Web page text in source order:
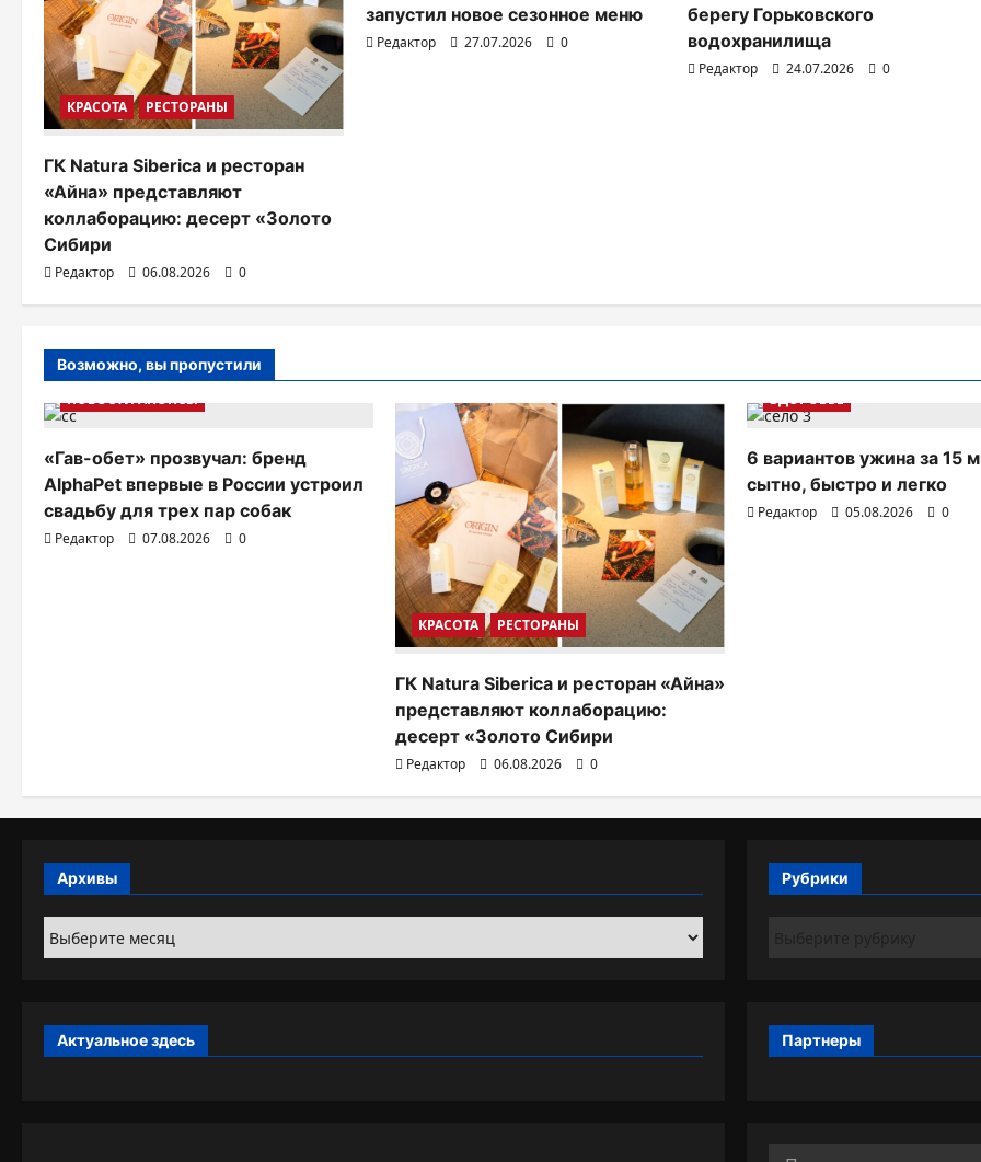
я
п
о
з
а
п
и
с
м
КРАСОТА РЕСТОРАНЫ
ГК Natura Siberica и ресторан
«Айна» представляют
коллаборацию: десерт «Золото
Сибири
Редактор 06.08.2026 0
запустил новое сезонное меню
Редактор 27.07.2026 0
берегу Горьковского
водохранилища
Редактор 24.07.2026 0
Возможно, вы пропустили
НОВОСТИ АНОНСЫ
«Гав-обет» прозвучал: бренд
AlphaPet впервые в России устроил
свадьбу для трех пар собак
Редактор 07.08.2026 0
КРАСОТА РЕСТОРАНЫ
ГК Natura Siberica и ресторан «Айна»
представляют коллаборацию:
десерт «Золото Сибири
Редактор 06.08.2026 0
ЗДОРОВЬЕ
6 вариантов ужина за 15
сытно, быстро и легко
Редактор 05.08.2026 0
Архивы
Архивы
Актуальное здесь
Рубрики
Партнеры
Найти: